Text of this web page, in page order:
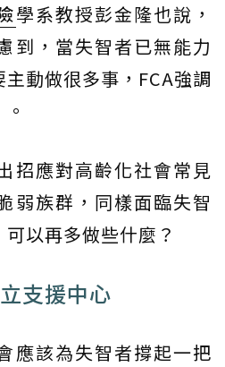
學系教授彭金隆也說，
到，當失智者已無能力
動做很多事，FCA強調
招應對高齡化社會常見
弱族群，同樣面臨失智
以再多做些什麼？
支援中心
應該為失智者撐起一把